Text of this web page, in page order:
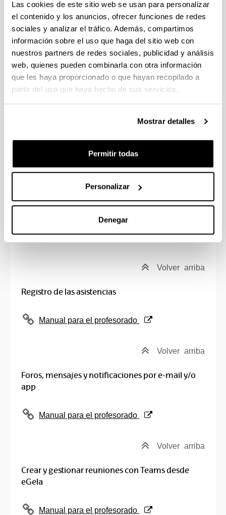
Las cookies de este sitio web se usan para personalizar
el contenido y los anuncios, ofrecer funciones de redes
sociales y analizar el tráfico. Además, compartimos
información sobre el uso que haga del sitio web con
nuestros partners de redes sociales, publicidad y análisis
web, quienes pueden combinarla con otra información
que les haya proporcionado o que hayan recopilado a
partir del uso que haya hecho de sus servicios.
Mostrar detalles
Permitir todas
Personalizar
Denegar
Estructura y ajustes generales de un aula virtual
(Abre una nueva ventana)
Manual para el profesorado
Volver arriba
eGelaPI: Solicitud de aulas, matriculación y
(Abre una nueva ventana)
Manual para el profesorado
Volver arriba
matriculación
(Abre una nueva ventana)
Manual para el profesorado
Volver arriba
Registro de las asistencias
(Abre una nueva ventana)
Manual para el profesorado
Volver arriba
Foros, mensajes y notificaciones por e-mail y/o
app
(Abre una nueva ventana)
Manual para el profesorado
Volver arriba
Crear y gestionar reuniones con Teams desde
eGela
(Abre una nueva ventana)
Manual para el profesorado